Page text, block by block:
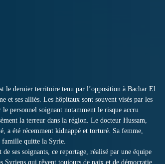
le dernier territoire tenu par l’opposition à Bachar El
et ses alliés. Les hôpitaux sont souvent visés par les
le personnel soignant notamment le risque accru
la terreur dans la région. Le docteur Hussam,
a été récemment kidnappé et torturé. Sa femme,
famille quitte la Syrie.
ses soignants, ce reportage, réalisé par une équipe
Syriens qui rêvent toujours de paix et de démocratie.